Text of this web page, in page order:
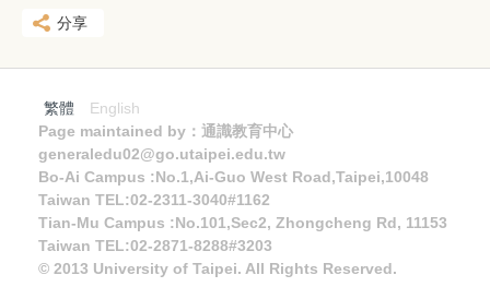
分享
繁體
English
Page maintained by：通識教育中心
generaledu02@go.utaipei.edu.tw
Bo-Ai Campus :No.1,Ai-Guo West Road,Taipei,10048
Taiwan TEL:02-2311-3040#1162
Tian-Mu Campus :No.101,Sec2, Zhongcheng Rd, 11153
Taiwan TEL:02-2871-8288#3203
© 2013 University of Taipei. All Rights Reserved.